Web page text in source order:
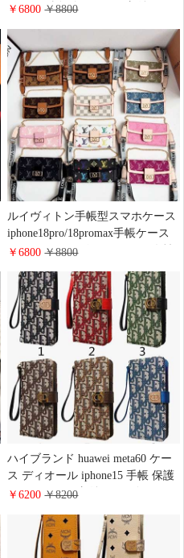
ケース 財布付き カード収納
げ ストラップ付き 落下防止 多機
能 ブランド Galaxy s26/s25手帳ケ
ース カメラ穴付き ゴールド金具
レディース おしゃれ
￥6800￥8800
ルイヴィトン手帳型スマホケース
iphone18pro/18promax手帳ケース
モノグラム レザー おしゃれ 女性
iphone17/16proケース カード収納
小銭入れ 多機能 ハイブランド
galaxy s26/s26plusケース 手帳 落下
防止 ストラップ付き
￥6800￥8800
ハイブランド huawei meta60 ケー
ス ディオール iphone15 手帳 保護
ケース カード収納 Dior ゴージャ
対応 ギャラクシーs21携帯ケース
Dior 刺繍 Huawei Mate60 Pro+ケー
￥6200￥8200